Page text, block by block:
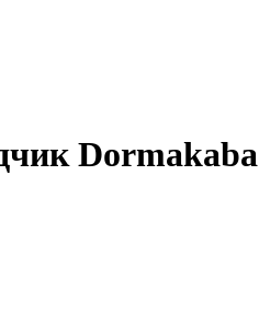
Dormakaba